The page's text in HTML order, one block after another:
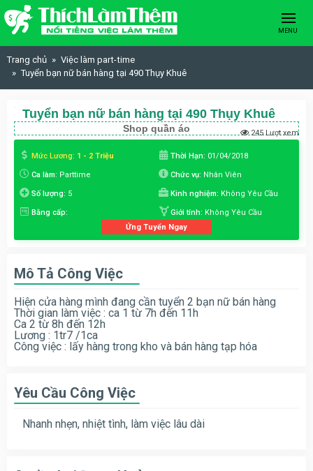
Skip to content
MENU
Trang chủ
Việc làm part-time
Tuyển bạn nữ bán hàng tại 490 Thụy Khuê
Tuyển bạn nữ bán hàng tại 490 Thụy Khuê
Shop quần áo 245 Lượt xem
Mức Lương: 1 - 2 Triệu Thời Hạn: 01/04/2018
Ca làm: Parttime Chức vụ: Nhân Viên
Số lượng: 5 Kinh nghiệm: Không Yêu Cầu
Bằng cấp: Giới tính: Không Yêu Cầu
Ứng Tuyển Ngay
Mô Tả Công Việc
Hiện cửa hàng mình đang cần tuyển 2 bạn nữ bán hàng
Thời gian làm việc : ca 1 từ 7h đến 11h
Ca 2 từ 8h đến 12h
Lương : 1tr7 /1ca
Công việc : lấy hàng trong kho và bán hàng tạp hóa
Yêu Cầu Công Việc
Nhanh nhẹn, nhiệt tình, làm việc lâu dài